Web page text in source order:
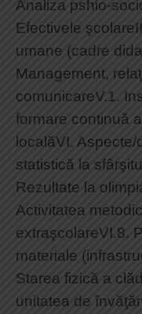
Analiza pshio-
Efectivele
umane (cadre
Management,
comunicareV.1.
formare continuă
localăVI.
statistică la
Rezultate la
Activitatea
extraşcolareVI.8.
materiale
Starea fizică a
unitatea de